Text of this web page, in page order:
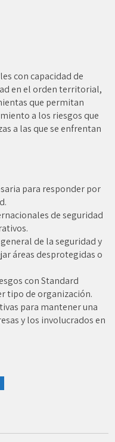
con capacidad de
en el orden territorial,
que permitan
a los riesgos que
a las que se enfrentan
para responder por
de seguridad
de la seguridad y
áreas desprotegidas o
con Standard
tipo de organización.
para mantener una
y los involucrados en